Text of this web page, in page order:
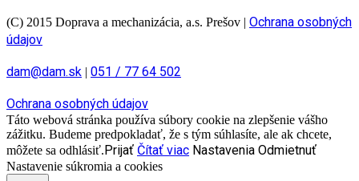
(C) 2015 Doprava a mechanizácia, a.s. Prešov | Ochrana osobných
údajov
dam@dam.sk | 051 / 77 64 502
Ochrana osobných údajov
Táto webová stránka používa súbory cookie na zlepšenie vášho
zážitku. Budeme predpokladať, že s tým súhlasíte, ale ak chcete,
môžete sa odhlásiť.Prijať Čítať viac Nastavenia Odmietnuť
Nastavenie súkromia a cookies